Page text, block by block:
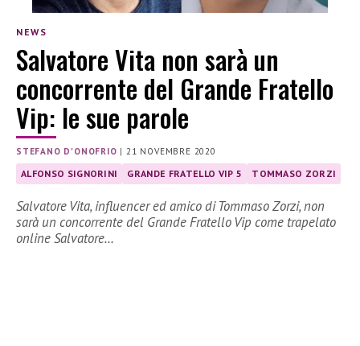
NEWS
Salvatore Vita non sarà un
concorrente del Grande Fratello
Vip: le sue parole
STEFANO D'ONOFRIO |21 NOVEMBRE 2020
ALFONSO SIGNORINI GRANDE FRATELLO VIP 5 TOMMASO ZORZI
Salvatore Vita, influencer ed amico di Tommaso Zorzi, non
sarà un concorrente del Grande Fratello Vip come trapelato
online Salvatore…